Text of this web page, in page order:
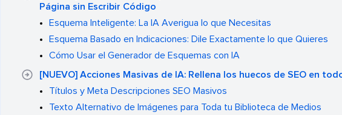
Página sin Escribir Código
Esquema Inteligente: La IA Averigua lo que Necesitas
Esquema Basado en Indicaciones: Dile Exactamente lo que Quieres
Cómo Usar el Generador de Esquemas con IA
[NUEVO] Acciones Masivas de IA: Rellena los huecos de SEO en
Títulos y Meta Descripciones SEO Masivos
Texto Alternativo de Imágenes para Toda tu Biblioteca de Medios